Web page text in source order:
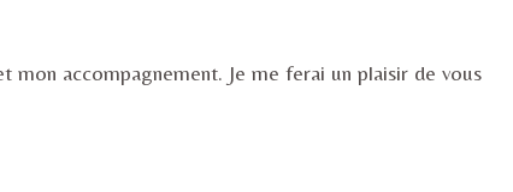
mon accompagnement. Je me ferai un plaisir de vous